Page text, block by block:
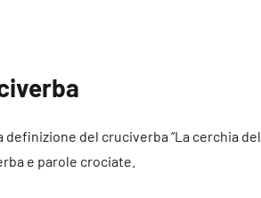
del cruciverba “La cerchia
e parole crociate.